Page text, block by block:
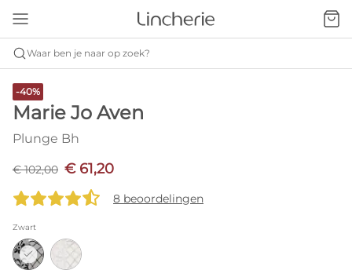
Waar ben je naar op zoek?
-40%
Marie Jo Aven
Plunge Bh
€ 102,00 € 61,20
8 beoordelingen
Zwart